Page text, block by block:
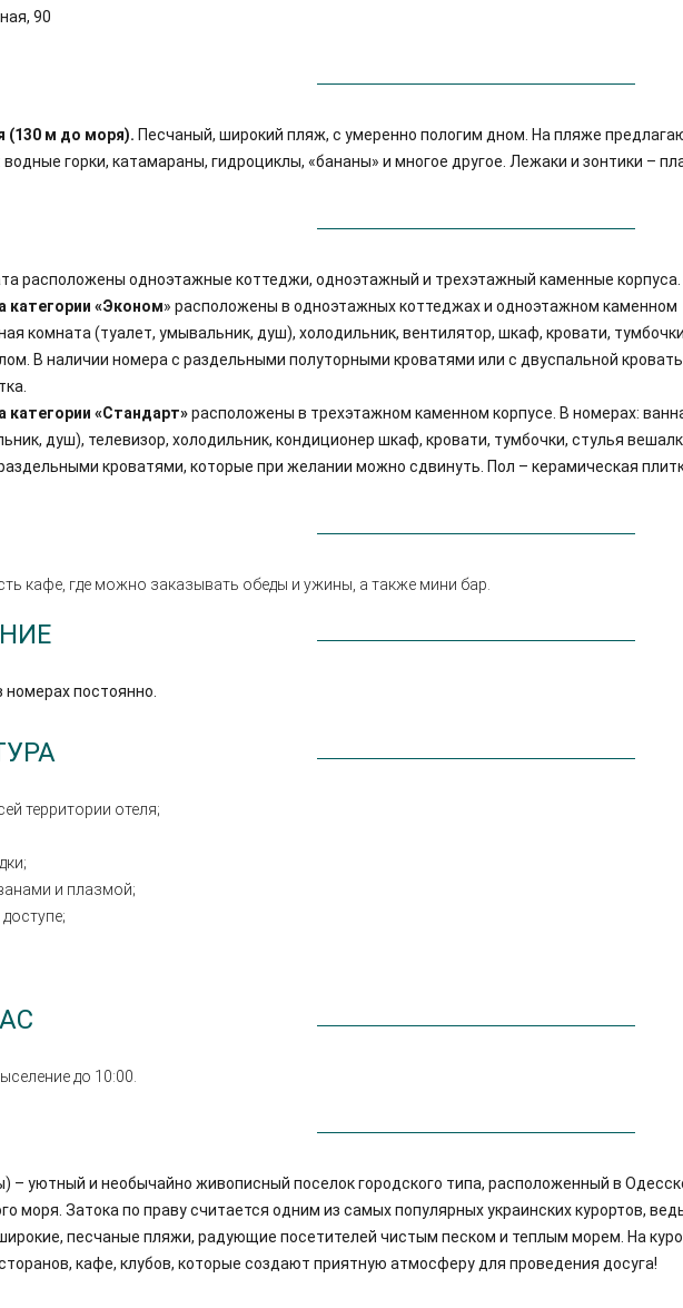
90
(130 м до моря). Песчаный, широкий пляж, с умеренно пологим дном. На пляже
горки, катамараны, гидроциклы, «бананы» и многое другое. Лежаки и зонтики –
расположены одноэтажные коттеджи, одноэтажный и трехэтажный каменные корпуса.
категории «Эконом» расположены в одноэтажных коттеджах и одноэтажном каменном
комната (туалет, умывальник, душ), холодильник, вентилятор, шкаф, кровати,
В наличии номера с раздельными полуторными кроватями или с двуспальной
«Стандарт»расположены в трехэтажном каменном корпусе. В номерах:
душ), телевизор, холодильник, кондиционер шкаф, кровати, тумбочки, стулья
кроватями, которые при желании можно сдвинуть. Пол – керамическая
кафе, где можно заказывать обеды и ужины, а также мини бар.
номерах постоянно.
территории отеля;
и плазмой;
до 10:00.
– уютный и необычайно живописный поселок городского типа, расположенный в
моря. Затока по праву считается одним из самых популярных украинских курортов,
песчаные пляжи, радующие посетителей чистым песком и теплым морем. На
кафе, клубов, которые создают приятную атмосферу для проведения досуга!